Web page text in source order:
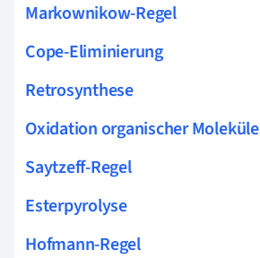
Markownikow-Regel
Cope-Eliminierung
Retrosynthese
Oxidation organischer Moleküle
Saytzeff-Regel
Esterpyrolyse
Hofmann-Regel